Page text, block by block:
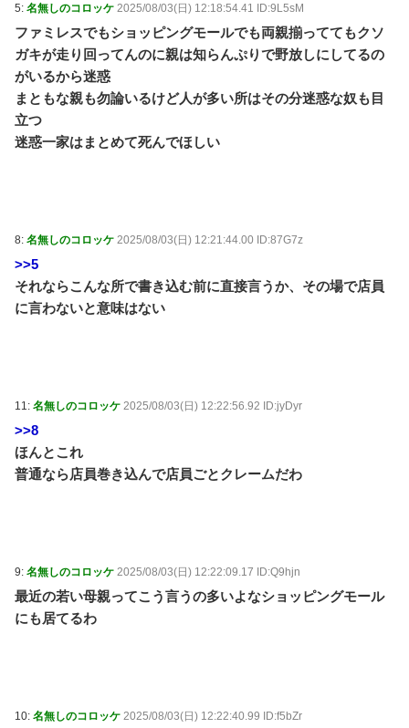
5: 名無しのコロッケ 2025/08/03(日) 12:18:54.41 ID:9L5sM
ファミレスでもショッピングモールでも両親揃っててもクソ
ガキが走り回ってんのに親は知らんぷりで野放しにしてるの
がいるから迷惑
まともな親も勿論いるけど人が多い所はその分迷惑な奴も目
立つ
迷惑一家はまとめて死んでほしい
8: 名無しのコロッケ 2025/08/03(日) 12:21:44.00 ID:87G7z
>>5
それならこんな所で書き込む前に直接言うか、その場で店員
に言わないと意味はない
11: 名無しのコロッケ 2025/08/03(日) 12:22:56.92 ID:jyDyr
>>8
ほんとこれ
普通なら店員巻き込んで店員ごとクレームだわ
9: 名無しのコロッケ 2025/08/03(日) 12:22:09.17 ID:Q9hjn
最近の若い母親ってこう言うの多いよなショッピングモール
にも居てるわ
10: 名無しのコロッケ 2025/08/03(日) 12:22:40.99 ID:f5bZr